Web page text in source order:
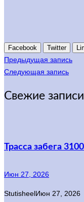
Facebook Twitter
Предыдущая запись
Следующая запись
Свежие записи
Трасса забега
Июн 27, 2026
StutisheelИюн 27, 2026